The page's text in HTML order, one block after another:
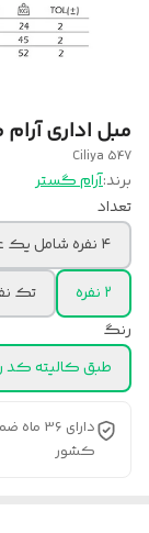
مبل اداری
Ciliya 547
برند:آرام گستر
تعداد
۴ نفره شامل یک عدد ۲ نفره و دو عدد تک نفره
۲ نفره
تک
رنگ
طبق کالیته کد
دارای
کشور